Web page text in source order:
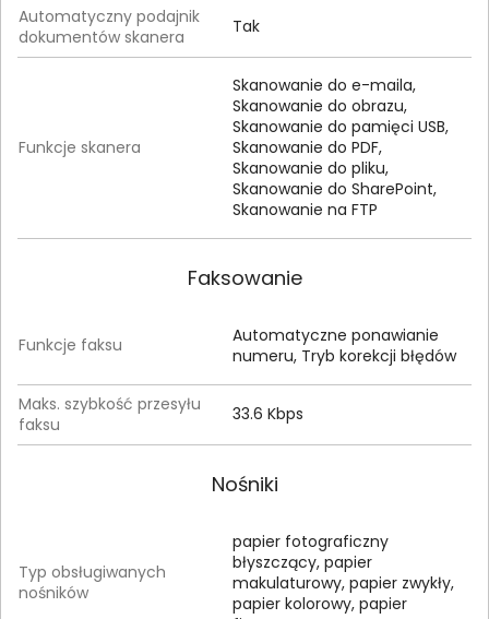
Automatyczny podajnik
dokumentów skanera
Tak
Funkcje skanera
Skanowanie do e-maila,
Skanowanie do obrazu,
Skanowanie do pamięci USB,
Skanowanie do PDF,
Skanowanie do pliku,
Skanowanie do SharePoint,
Skanowanie na FTP
Faksowanie
Funkcje faksu
Automatyczne ponawianie
numeru, Tryb korekcji błędów
Maks. szybkość przesyłu
faksu
33.6 Kbps
Nośniki
Typ obsługiwanych
nośników
papier fotograficzny
błyszczący, papier
makulaturowy, papier zwykły,
papier kolorowy, papier